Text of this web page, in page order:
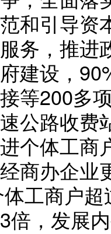
和引导资
务，推进
建设，
等200多
公路收费
个体工商
商办企业
工商户
倍，发展